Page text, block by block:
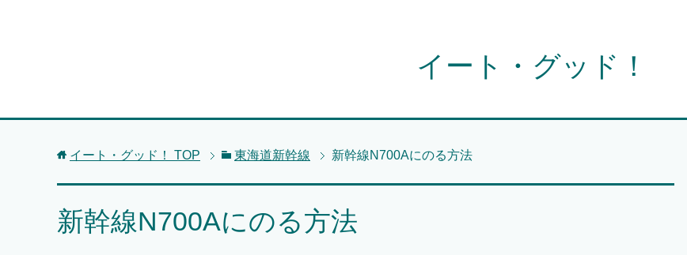
イート・グッド！
イート・グッド！ TOP 東海道新幹線 新幹線N700Aにのる方法
新幹線N700Aにのる方法